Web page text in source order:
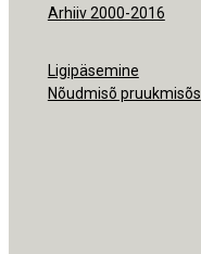
Arhiiv 2000-2016
Ligipäsemine
Nõudmisõ pruukmisõs